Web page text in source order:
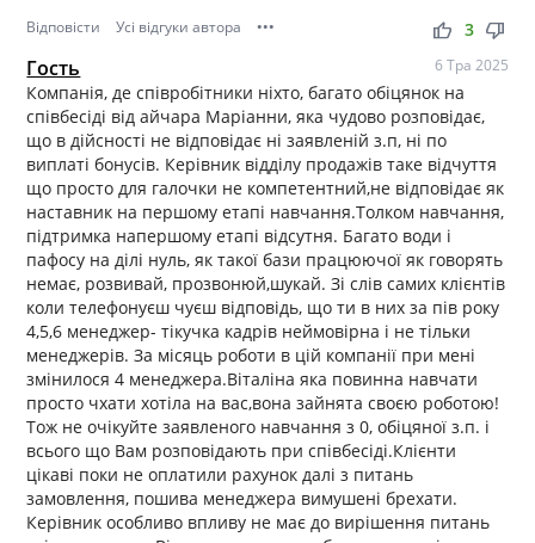
Відповісти Усі відгуки автора ••• thumb_up thumb_down
3
Гость 6 Тра 2025
Компанія, де співробітники ніхто, багато обіцянок на
співбесіді від айчара Маріанни, яка чудово розповідає,
що в дійсності не відповідає ні заявленій з.п, ні по
виплаті бонусів. Керівник відділу продажів таке відчуття
що просто для галочки не компетентний,не відповідає як
наставник на першому етапі навчання.Толком навчання,
підтримка напершому етапі відсутня. Багато води і
пафосу на ділі нуль, як такої бази працюючої як говорять
немає, розвивай, прозвонюй,шукай. Зі слів самих клієнтів
коли телефонуєш чуєш відповідь, що ти в них за пів року
4,5,6 менеджер- тікучка кадрів неймовірна і не тільки
менеджерів. За місяць роботи в цій компанії при мені
змінилося 4 менеджера.Віталіна яка повинна навчати
просто чхати хотіла на вас,вона зайнята своєю роботою!
Тож не очікуйте заявленого навчання з 0, обіцяної з.п. і
всього що Вам розповідають при співбесіді.Клієнти
цікаві поки не оплатили рахунок далі з питань
замовлення, пошива менеджера вимушені брехати.
Керівник особливо впливу не має до вирішення питань